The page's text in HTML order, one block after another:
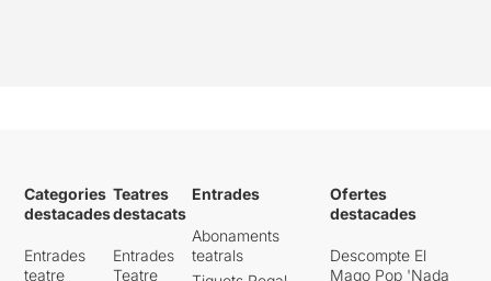
Categories
destacades
Entrades
teatre
Teatres
destacats
Entrades
Teatre
Entrades
Abonaments
teatrals
Ofertes
destacades
Descompte El
Mago Pop 'Nada